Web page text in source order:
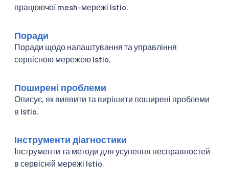
працюючої mesh-мережі Istio.
Поради
Поради щодо налаштування та управління
сервісною мережею Istio.
Поширені проблеми
Описує, як виявити та вирішити поширені проблеми
в Istio.
Інструменти діагностики
Інструменти та методи для усунення несправностей
в сервісній мережі Istio.